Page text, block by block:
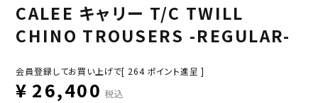
CALEE キャリー T/C TWILL
CHINO TROUSERS -REGULAR-
会員登録してお買い上げで[ 264 ポイント進呈 ]
¥ 26,400 税込